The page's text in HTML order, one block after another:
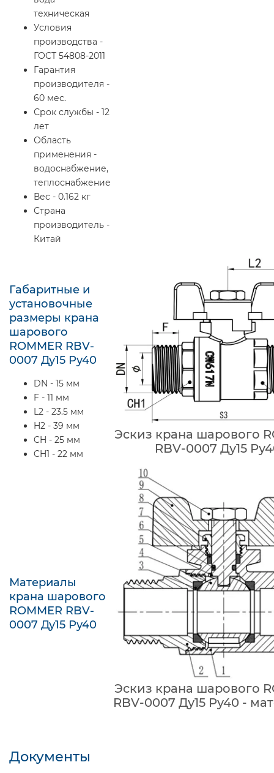
техническая
Условия
производства -
ГОСТ 54808-2011
Гарантия
производителя -
60 мес.
Срок службы - 12
лет
Область
применения -
водоснабжение,
теплоснабжение
Вес - 0.162 кг
Страна
производитель -
Китай
Габаритные и
установочные
размеры крана
шарового
ROMMER RBV-
0007 Ду15 Ру40
DN - 15 мм
F - 11 мм
L2 - 23.5 мм
H2 - 39 мм
CH - 25 мм
CH1 - 22 мм
Эскиз крана шарового
RBV-0007 Ду15
Материалы
крана шарового
ROMMER RBV-
0007 Ду15 Ру40
Эскиз крана шарового
RBV-0007 Ду15 Ру40 -
Документы